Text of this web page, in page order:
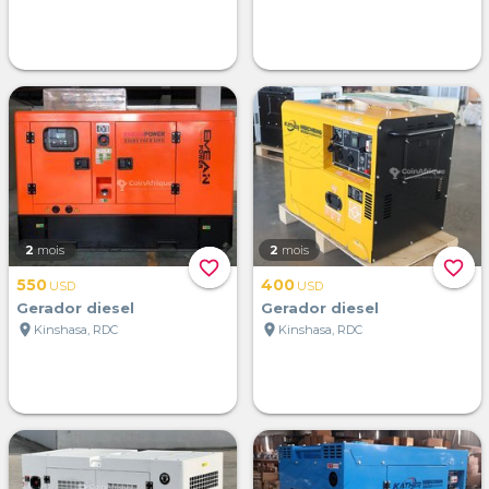
favorite_border
2 mois
550 USD
Gerador diesel
location_on Kinshasa, RDC
favorite_border
2 mois
400 USD
Gerador diesel
location_on Kinshasa, RDC